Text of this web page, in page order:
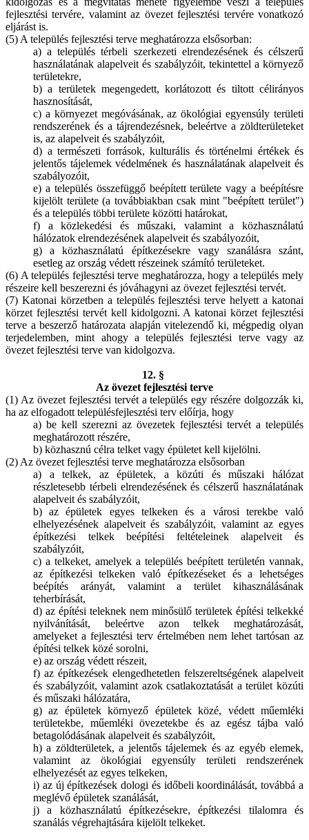
fejlesztési tervére, valamint az övezet fejlesztési tervére vonatkozó
eljárást is.
(5) A település fejlesztési terve meghatározza elsősorban:
a) a település térbeli szerkezeti elrendezésének és célszerű
használatának alapelveit és szabályzóit, tekintettel a környező
területekre,
b) a területek megengedett, korlátozott és tiltott célirányos
hasznosítását,
c) a környezet megóvásának, az ökológiai egyensúly területi
rendszerének és a tájrendezésnek, beleértve a zöldterületeket
is, az alapelveit és szabályzóit,
d) a természeti források, kulturális és történelmi értékek és
jelentős tájelemek védelmének és használatának alapelveit és
szabályozóit,
e) a település összefüggő beépített területe vagy a beépítésre
kijelölt területe (a továbbiakban csak mint "beépített terület")
és a település többi területe közötti határokat,
f) a közlekedési és műszaki, valamint a közhasználatú
hálózatok elrendezésének alapelveit és szabályozóit,
g) a közhasználatú építkezésekre vagy szanálásra szánt,
esetleg az ország védett részeinek számító területeket.
(6) A település fejlesztési terve meghatározza, hogy a település mely
részeire kell beszerezni és jóváhagyni az övezet fejlesztési tervét.
(7) Katonai körzetben a település fejlesztési terve helyett a katonai
körzet fejlesztési tervét kell kidolgozni. A katonai körzet fejlesztési
terve a beszerző határozata alapján vitelezendő ki, mégpedig olyan
terjedelemben, mint ahogy a település fejlesztési terve vagy az
övezet fejlesztési terve van kidolgozva.
12. §
Az övezet fejlesztési terve
(1) Az övezet fejlesztési tervét a település egy részére dolgozzák ki,
ha az elfogadott településfejlesztési terv előírja, hogy
a) be kell szerezni az övezetek fejlesztési tervét a település
meghatározott részére,
b) közhasznú célra telket vagy épületet kell kijelölni.
(2) Az övezet fejlesztési terve meghatározza elsősorban
a) a telkek, az épületek, a közúti és műszaki hálózat
részletesebb térbeli elrendezésének és célszerű használatának
alapelveit és szabályzóit,
b) az épületek egyes telkeken és a városi terekbe való
elhelyezésének alapelveit és szabályzóit, valamint az egyes
építkezési telkek beépítési feltételeinek alapelveit és
szabályzóit,
c) a telkeket, amelyek a település beépített területén vannak,
az építkezési telkeken való építkezéseket és a lehetséges
beépítés arányát, valamint a terület kihasználásának
teherbírását,
d) az építési teleknek nem minősülő területek építési telkekké
nyilvánítását, beleértve azon telkek meghatározását,
amelyeket a fejlesztési terv értelmében nem lehet tartósan az
építési telkek közé sorolni,
e) az ország védett részeit,
f) az építkezések elengedhetetlen felszereltségének alapelveit
és szabályzóit, valamint azok csatlakoztatását a terület közúti
és műszaki hálózatára,
g) az épületek környező épületek közé, védett műemléki
területekbe, műemléki övezetekbe és az egész tájba való
betagolódásának alapelveit és szabályzóit,
h) a zöldterületek, a jelentős tájelemek és az egyéb elemek,
valamint az ökológiai egyensúly területi rendszerének
elhelyezését az egyes telkeken,
i) az új építkezések dologi és időbeli koordinálását, továbbá a
meglévő épületek szanálását,
j) a közhasználatú építkezésekre, építkezési tilalomra és
szanálás végrehajtására kijelölt telkeket.